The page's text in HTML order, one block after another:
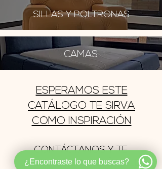
SILLAS Y POLTRONAS
CAMAS
ESPERAMOS ESTE
CATÁLOGO TE SIRVA
COMO INSPIRACIÓN
CONTÁCTANOS Y TE
AYUDAMOS A DISEÑAR EL
¿Encontraste lo que buscas?